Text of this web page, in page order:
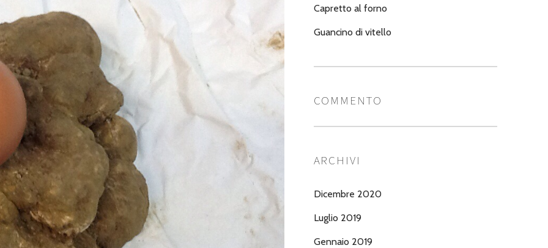
Capretto al forno
Guancino di vitello
COMMENTO
ARCHIVI
Dicembre 2020
Luglio 2019
Gennaio 2019